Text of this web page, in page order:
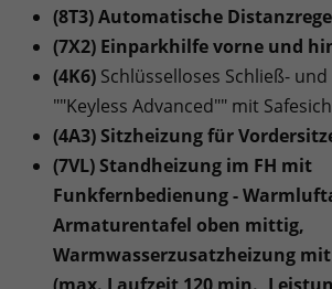
(8T3) Automatische
(7X2) Einparkhilfe vorne und
(4K6) Schlüsselloses Schließ-
""Keyless Advanced"" mit
(4A3) Sitzheizung für
(7VL) Standheizung im FH mit
Funkfernbedienung -
Armaturentafel oben mittig,
Warmwasserzusatzheizung
(max. Laufzeit 120 min.,